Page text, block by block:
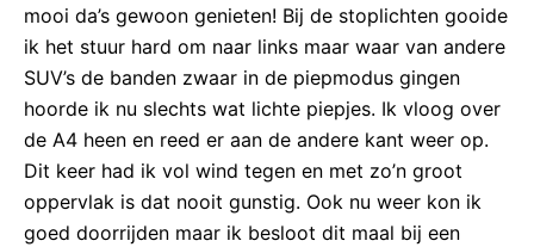
mooi da’s gewoon genieten! Bij de stoplichten gooide
ik het stuur hard om naar links maar waar van andere
SUV’s de banden zwaar in de piepmodus gingen
hoorde ik nu slechts wat lichte piepjes. Ik vloog over
de A4 heen en reed er aan de andere kant weer op.
Dit keer had ik vol wind tegen en met zo’n groot
oppervlak is dat nooit gunstig. Ook nu weer kon ik
goed doorrijden maar ik besloot dit maal bij een